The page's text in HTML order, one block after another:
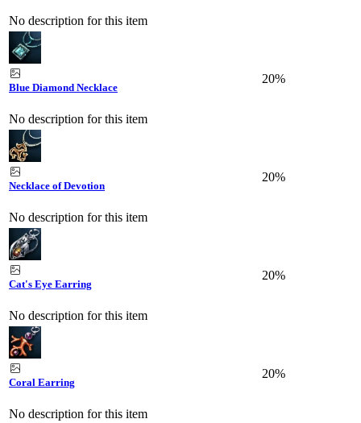
No description for this item
Blue Diamond Necklace
No description for this item
20%
Necklace of Devotion
No description for this item
20%
Cat's Eye Earring
No description for this item
20%
Coral Earring
No description for this item
20%